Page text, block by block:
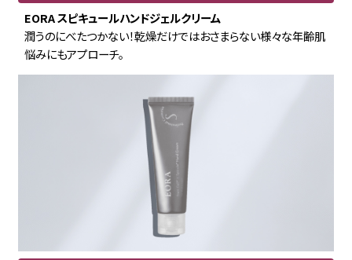
EORA スピキュールハンドジェルクリーム
潤うのにべたつかない！乾燥だけではおさまらない様々な年齢肌
悩みにもアプローチ。